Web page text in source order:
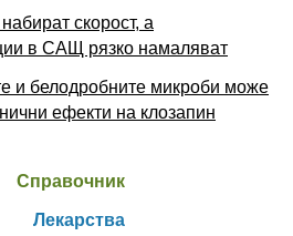
скорост, а
в САЩ рязко намаляват
и белодробните микроби може
ефекти на клозапин
Справочник
Лекарства